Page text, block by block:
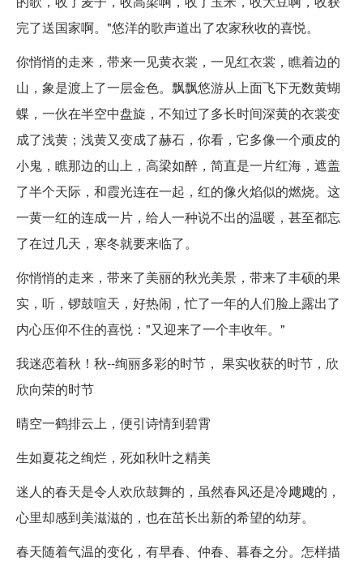
完了送国家啊。"悠洋的歌声道出了农家秋收的喜悦。
你悄悄的走来，带来一见黄衣裳，一见红衣裳，瞧着边的
山，象是渡上了一层金色。飘飘悠游从上面飞下无数黄蝴
蝶，一伙在半空中盘旋，不知过了多长时间深黄的衣裳变
成了浅黄；浅黄又变成了赫石，你看，它多像一个顽皮的
小鬼，瞧那边的山上，高梁如醉，简直是一片红海，遮盖
了半个天际，和霞光连在一起，红的像火焰似的燃烧。这
一黄一红的连成一片，给人一种说不出的温暖，甚至都忘
了在过几天，寒冬就要来临了。
你悄悄的走来，带来了美丽的秋光美景，带来了丰硕的果
实，听，锣鼓喧天，好热闹，忙了一年的人们脸上露出了
内心压仰不住的喜悦："又迎来了一个丰收年。"
我迷恋着秋！秋--绚丽多彩的时节， 果实收获的时节，欣
欣向荣的时节
晴空一鹤排云上，便引诗情到碧霄
生如夏花之绚烂，死如秋叶之精美
迷人的春天是令人欢欣鼓舞的，虽然春风还是冷飕飕的，
心里却感到美滋滋的，也在茁长出新的希望的幼芽。
春天随着气温的变化，有早春、仲春、暮春之分。怎样描